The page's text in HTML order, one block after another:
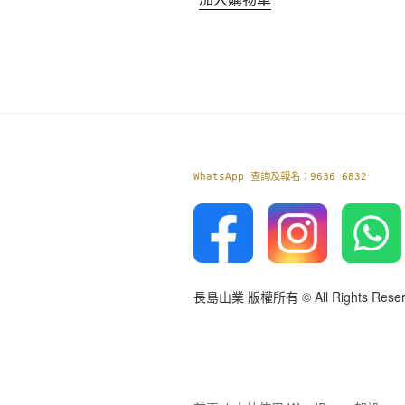
WhatsApp 查詢及報名：9636 6832
長島山業 版權所有 © All Rights